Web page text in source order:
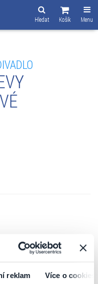
reklam Více o cookies
Menu
Košík
Hledat
textů a koncertem